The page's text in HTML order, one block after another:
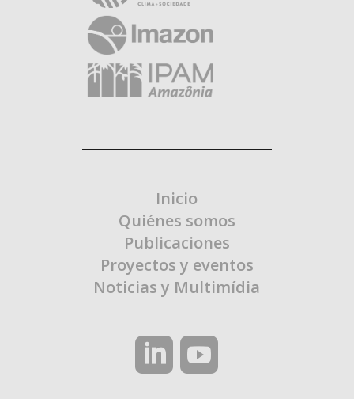
Inicio
Quiénes somos
Publicaciones
Proyectos y eventos
Noticias y Multimídia